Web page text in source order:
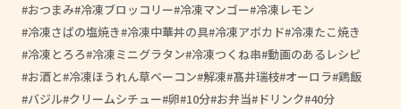
おつまみ 冷凍ブロッコリー 冷凍マンゴー 冷凍レモン
冷凍さばの塩焼き 冷凍中華丼の具 冷凍アボカド 冷凍たこ焼き
冷凍とろろ 冷凍ミニグラタン 冷凍つくね串 動画のあるレシピ
お酒と 冷凍ほうれん草ベーコン 解凍 髙井瑞枝 オーロラ 鶏飯
バジル クリームシチュー 卵 10分 お弁当 ドリンク 40分